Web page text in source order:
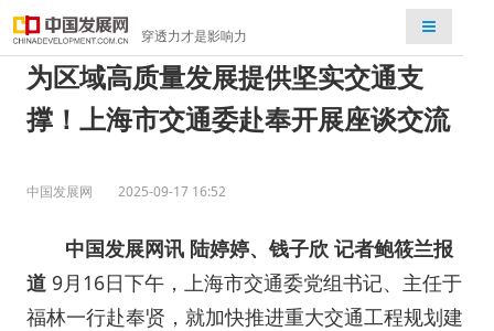
穿透力才是影响力
检索
为区域高质量发展提供坚实交通支
撑！上海市交通委赴奉开展座谈交流
中国发展网 2025-09-17 16:52
中国发展网讯 陆婷婷、钱子欣 记者鲍筱兰报
道 9月16日下午，上海市交通委党组书记、主任于
福林一行赴奉贤，就加快推进重大交通工程规划建